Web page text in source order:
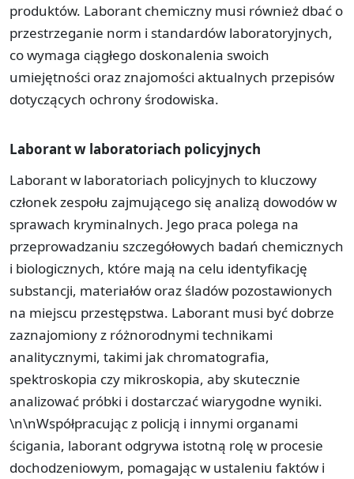
produktów. Laborant chemiczny musi również dbać o
przestrzeganie norm i standardów laboratoryjnych,
co wymaga ciągłego doskonalenia swoich
umiejętności oraz znajomości aktualnych przepisów
dotyczących ochrony środowiska.
Laborant w laboratoriach policyjnych
Laborant w laboratoriach policyjnych to kluczowy
członek zespołu zajmującego się analizą dowodów w
sprawach kryminalnych. Jego praca polega na
przeprowadzaniu szczegółowych badań chemicznych
i biologicznych, które mają na celu identyfikację
substancji, materiałów oraz śladów pozostawionych
na miejscu przestępstwa. Laborant musi być dobrze
zaznajomiony z różnorodnymi technikami
analitycznymi, takimi jak chromatografia,
spektroskopia czy mikroskopia, aby skutecznie
analizować próbki i dostarczać wiarygodne wyniki.
\n\nWspółpracując z policją i innymi organami
ścigania, laborant odgrywa istotną rolę w procesie
dochodzeniowym, pomagając w ustaleniu faktów i